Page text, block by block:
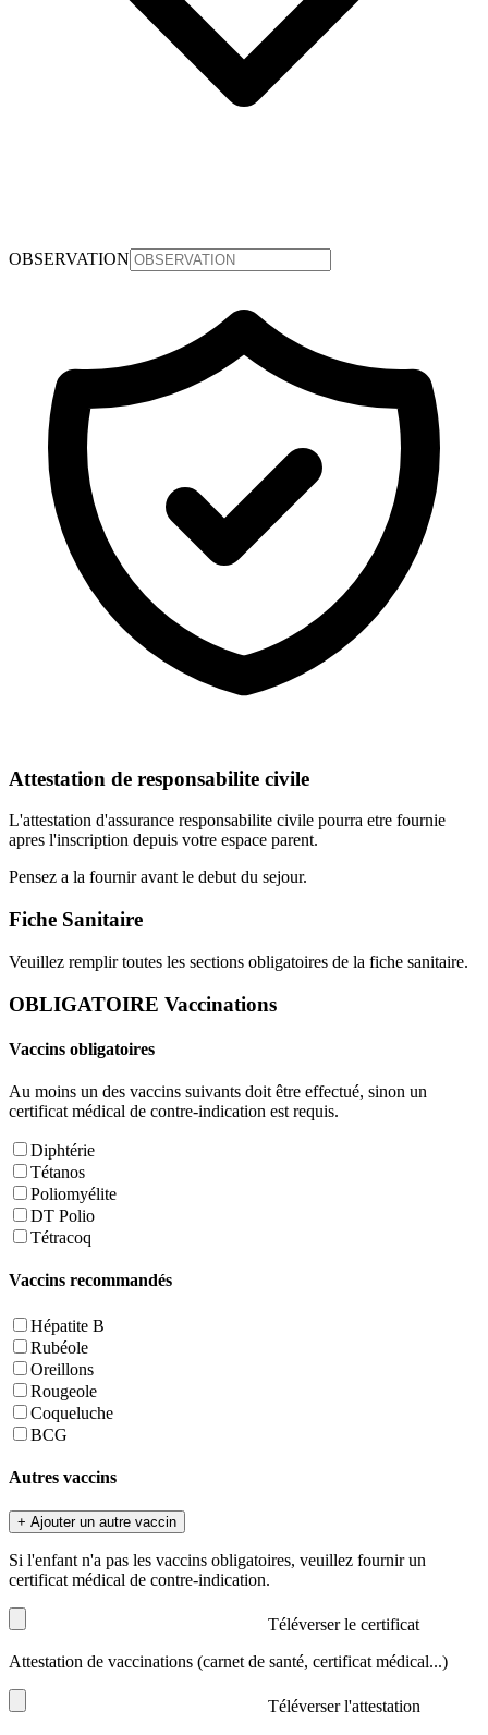
OBSERVATION
Attestation de responsabilite civile
L'attestation d'assurance responsabilite civile pourra etre fournie
apres l'inscription depuis votre espace parent.
Pensez a la fournir avant le debut du sejour.
Fiche Sanitaire
Veuillez remplir toutes les sections obligatoires de la fiche sanitaire.
OBLIGATOIRE Vaccinations
Vaccins obligatoires
Au moins un des vaccins suivants doit être effectué, sinon un
certificat médical de contre-indication est requis.
Diphtérie
Tétanos
Poliomyélite
DT Polio
Tétracoq
Vaccins recommandés
Hépatite B
Rubéole
Oreillons
Rougeole
Coqueluche
BCG
Autres vaccins
+ Ajouter un autre vaccin
Si l'enfant n'a pas les vaccins obligatoires, veuillez fournir un
certificat médical de contre-indication.
Téléverser le certificat
Attestation de vaccinations (carnet de santé, certificat médical...)
Téléverser l'attestation